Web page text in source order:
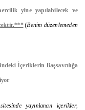
yine yapılabilecek ve
(Benim düzenlemeden
İçeriklerin Başsavcılığa
yayınlanan içerikler,